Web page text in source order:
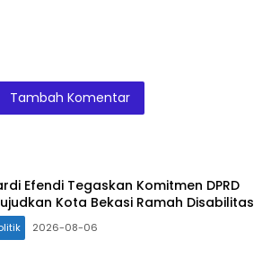
Tambah Komentar
Efendi Tegaskan Komitmen DPRD
Kota Bekasi Ramah Disabilitas
2026-08-06